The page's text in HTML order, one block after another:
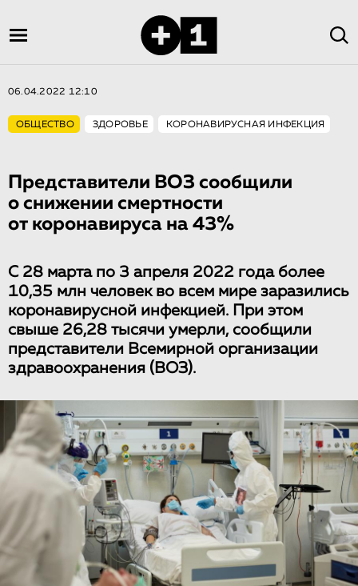
06.04.2022 12:10
ОБЩЕСТВО ЗДОРОВЬЕ КОРОНАВИРУСНАЯ ИНФЕКЦИЯ
Представители ВОЗ сообщили
о снижении смертности
от коронавируса на 43%
С 28 марта по 3 апреля 2022 года более
10,35 млн человек во всем мире заразились
коронавирусной инфекцией. При этом
свыше 26,28 тысячи умерли, сообщили
представители Всемирной организации
здравоохранения (ВОЗ).